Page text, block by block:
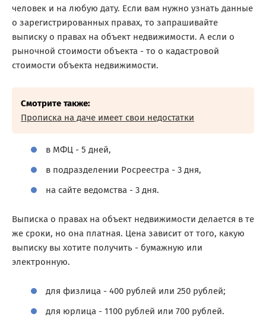
человек и на любую дату. Если вам нужно узнать данные
о зарегистрированных правах, то запрашивайте
выписку о правах на объект недвижимости. А если о
рыночной стоимости объекта - то о кадастровой
стоимости объекта недвижимости.
Смотрите также:
Прописка на даче имеет свои недостатки
в МФЦ - 5 дней,
в подразделении Росреестра - 3 дня,
на сайте ведомства - 3 дня.
Выписка о правах на объект недвижимости делается в те
же сроки, но она платная. Цена зависит от того, какую
выписку вы хотите получить - бумажную или
электронную.
для физлица - 400 рублей или 250 рублей;
для юрлица - 1100 рублей или 700 рублей.